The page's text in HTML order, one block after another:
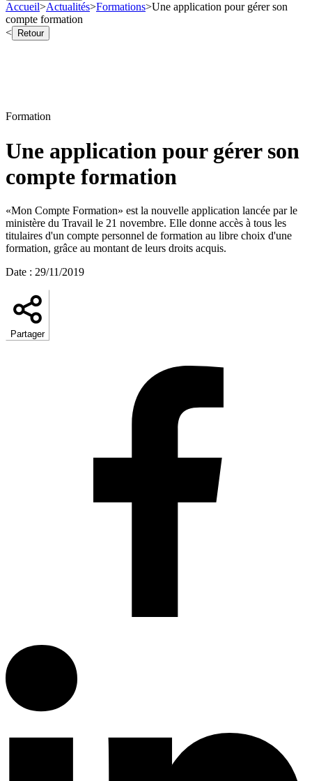
Accueil>Actualités>Formations>Une application pour gérer son
compte formation
<
Retour
Formation
Une application pour gérer son
compte formation
«Mon Compte Formation» est la nouvelle application lancée par le
ministère du Travail le 21 novembre. Elle donne accès à tous les
titulaires d'un compte personnel de formation au libre choix d'une
formation, grâce au montant de leurs droits acquis.
Date : 29/11/2019
Partager